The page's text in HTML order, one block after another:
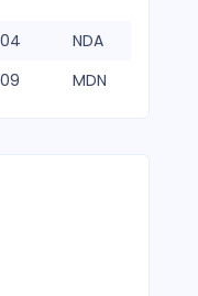
NDA
MDN